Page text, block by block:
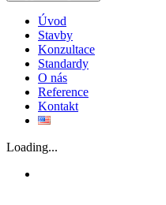
Úvod
Stavby
Konzultace
Standardy
O nás
Reference
Kontakt
Loading...